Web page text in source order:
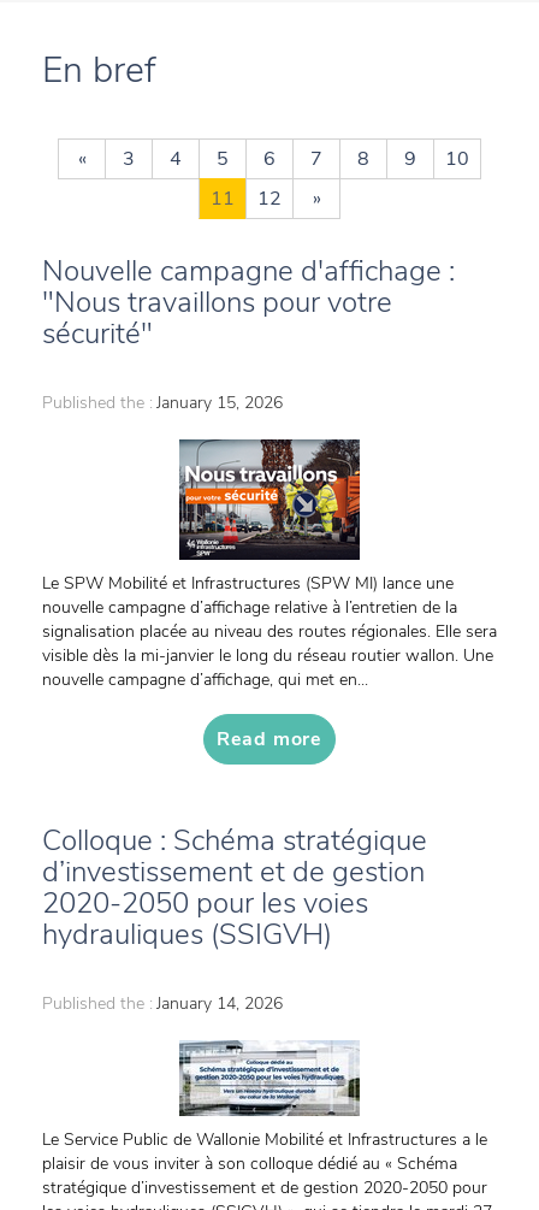
En bref
« 3 4 5 6 7 8 9
10
11
12 »
Nouvelle campagne d'affichage :
"Nous travaillons pour votre
sécurité"
Published the : January 15, 2026
Le SPW Mobilité et Infrastructures (SPW MI) lance une
nouvelle campagne d’affichage relative à l’entretien de la
signalisation placée au niveau des routes régionales. Elle sera
visible dès la mi-janvier le long du réseau routier wallon. Une
nouvelle campagne d’affichage, qui met en...
Read more
Colloque : Schéma stratégique
d’investissement et de gestion
2020-2050 pour les voies
hydrauliques (SSIGVH)
Published the : January 14, 2026
Le Service Public de Wallonie Mobilité et Infrastructures a le
plaisir de vous inviter à son colloque dédié au « Schéma
stratégique d’investissement et de gestion 2020-2050 pour